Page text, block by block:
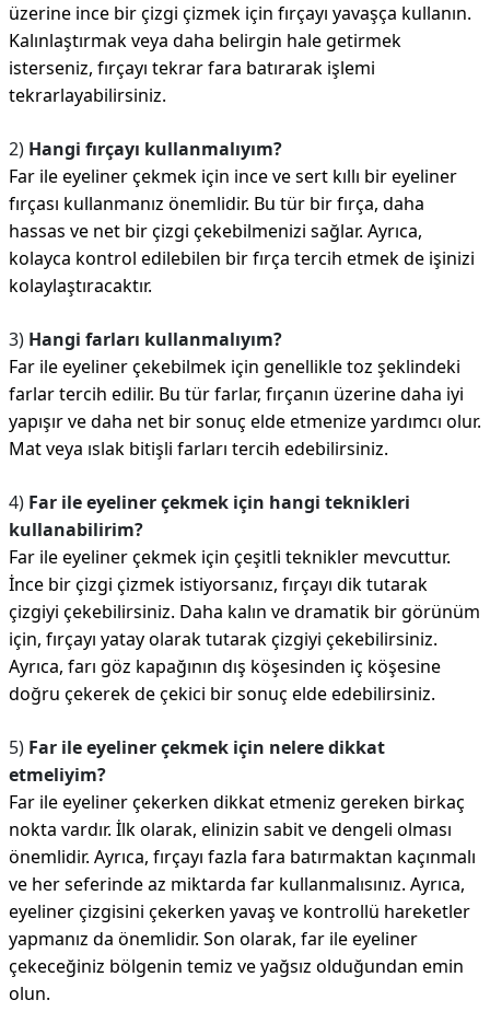
üzerine ince bir çizgi çizmek için fırçayı yavaşça kullanın.
Kalınlaştırmak veya daha belirgin hale getirmek
isterseniz, fırçayı tekrar fara batırarak işlemi
tekrarlayabilirsiniz.
2) Hangi fırçayı kullanmalıyım?
Far ile eyeliner çekmek için ince ve sert kıllı bir eyeliner
fırçası kullanmanız önemlidir. Bu tür bir fırça, daha
hassas ve net bir çizgi çekebilmenizi sağlar. Ayrıca,
kolayca kontrol edilebilen bir fırça tercih etmek de işinizi
kolaylaştıracaktır.
3) Hangi farları kullanmalıyım?
Far ile eyeliner çekebilmek için genellikle toz şeklindeki
farlar tercih edilir. Bu tür farlar, fırçanın üzerine daha iyi
yapışır ve daha net bir sonuç elde etmenize yardımcı olur.
Mat veya ıslak bitişli farları tercih edebilirsiniz.
4) Far ile eyeliner çekmek için hangi teknikleri
kullanabilirim?
Far ile eyeliner çekmek için çeşitli teknikler mevcuttur.
İnce bir çizgi çizmek istiyorsanız, fırçayı dik tutarak
çizgiyi çekebilirsiniz. Daha kalın ve dramatik bir görünüm
için, fırçayı yatay olarak tutarak çizgiyi çekebilirsiniz.
Ayrıca, farı göz kapağının dış köşesinden iç köşesine
doğru çekerek de çekici bir sonuç elde edebilirsiniz.
5) Far ile eyeliner çekmek için nelere dikkat
etmeliyim?
Far ile eyeliner çekerken dikkat etmeniz gereken birkaç
nokta vardır. İlk olarak, elinizin sabit ve dengeli olması
önemlidir. Ayrıca, fırçayı fazla fara batırmaktan kaçınmalı
ve her seferinde az miktarda far kullanmalısınız. Ayrıca,
eyeliner çizgisini çekerken yavaş ve kontrollü hareketler
yapmanız da önemlidir. Son olarak, far ile eyeliner
çekeceğiniz bölgenin temiz ve yağsız olduğundan emin
olun.